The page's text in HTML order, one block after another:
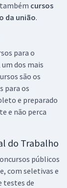
cursos
da união.
para o
dos mais
são os
para os
e preparado
e não perca
do Trabalho
públicos
com seletivas e
testes de